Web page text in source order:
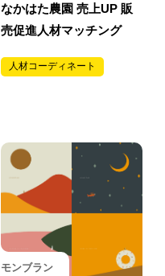
なかはた農園 売上UP 販
売促進人材マッチング
人材コーディネート
モンブラン